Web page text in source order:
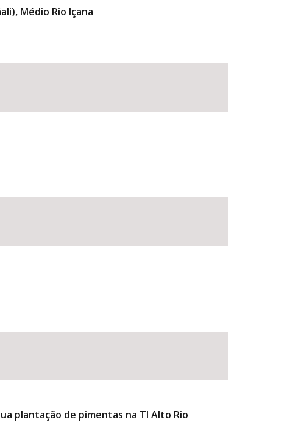
Médio Rio Içana
plantação de pimentas na TI Alto Rio